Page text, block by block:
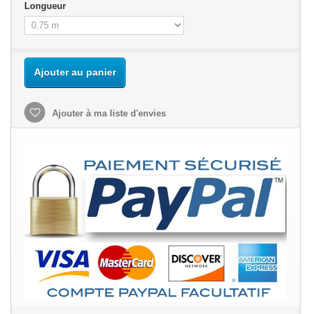
Longueur
Ajouter au panier
Ajouter à ma liste d'envies